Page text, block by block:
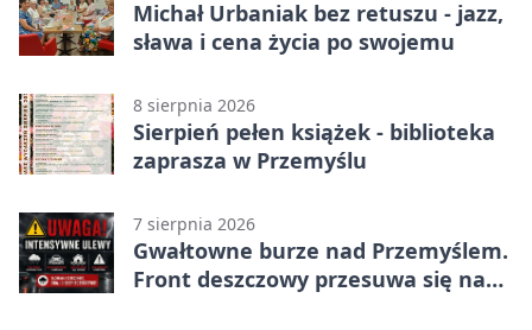
Michał Urbaniak bez retuszu - jazz,
sława i cena życia po swojemu
8 sierpnia 2026
Sierpień pełen książek - biblioteka
zaprasza w Przemyślu
7 sierpnia 2026
Gwałtowne burze nad Przemyślem.
Front deszczowy przesuwa się na